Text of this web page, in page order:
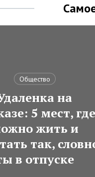
Общество
на
5 мест, где
жить и
так,
в отпуске